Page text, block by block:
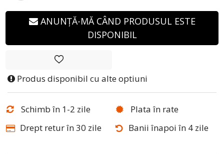
ANUNȚĂ-MĂ CÂND PRODUSUL ESTE
DISPONIBIL
Produs disponibil cu alte optiuni
Schimb în 1-2 zile
Plata în rate
Drept retur în 30 zile
Banii înapoi în 4 zile